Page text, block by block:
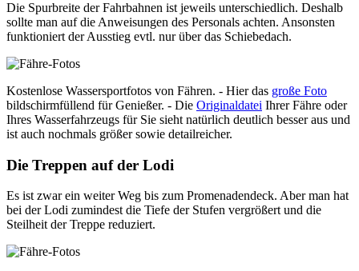
Die Spurbreite der Fahrbahnen ist jeweils unterschiedlich. Deshalb
sollte man auf die Anweisungen des Personals achten. Ansonsten
funktioniert der Ausstieg evtl. nur über das Schiebedach.
Kostenlose Wassersportfotos von Fähren. - Hier das große Foto
bildschirmfüllend für Genießer. - Die Originaldatei Ihrer Fähre oder
Ihres Wasserfahrzeugs für Sie sieht natürlich deutlich besser aus und
ist auch nochmals größer sowie detailreicher.
Die Treppen auf der Lodi
Es ist zwar ein weiter Weg bis zum Promenadendeck. Aber man hat
bei der Lodi zumindest die Tiefe der Stufen vergrößert und die
Steilheit der Treppe reduziert.